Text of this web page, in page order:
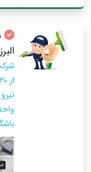
البرز